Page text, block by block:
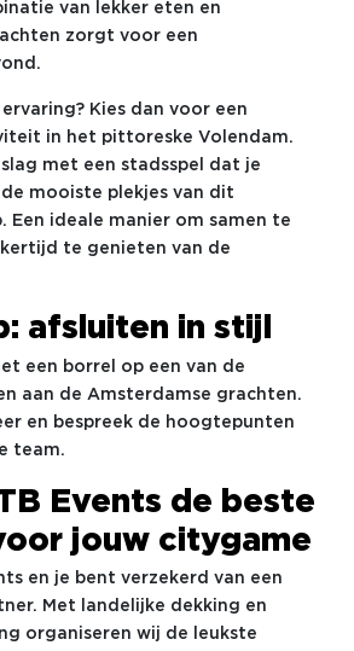
van lekker eten en
zorgt voor een
Kies dan voor een
in het pittoreske Volendam.
met een stadsspel dat je
mooiste plekjes van dit
Een ideale manier om samen te
te genieten van de
afsluiten in stijl
een borrel op een van de
aan de Amsterdamse grachten.
en bespreek de hoogtepunten
team.
Events de beste
jouw citygame
en je bent verzekerd van een
Met landelijke dekking en
organiseren wij de leukste